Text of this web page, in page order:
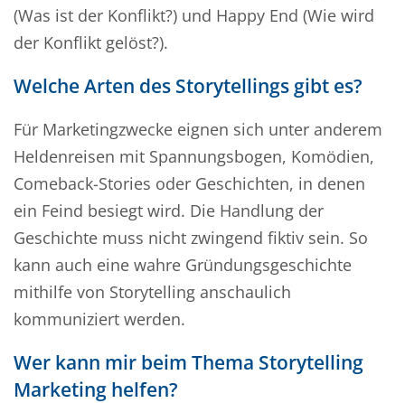
(Was ist der Konflikt?) und Happy End (Wie wird
der Konflikt gelöst?).
Welche Arten des Storytellings gibt es?
Für Marketingzwecke eignen sich unter anderem
Heldenreisen mit Spannungsbogen, Komödien,
Comeback-Stories oder Geschichten, in denen
ein Feind besiegt wird. Die Handlung der
Geschichte muss nicht zwingend fiktiv sein. So
kann auch eine wahre Gründungsgeschichte
mithilfe von Storytelling anschaulich
kommuniziert werden.
Wer kann mir beim Thema Storytelling
Marketing helfen?